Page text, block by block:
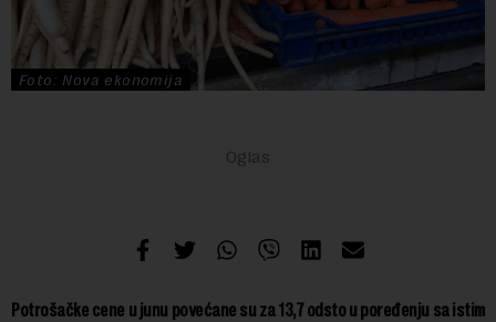
Foto: Nova ekonomija
Potrošačke cene u junu povećane su za 13,7 odsto u poređenju sa istim